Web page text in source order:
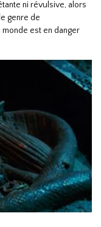
ni révulsive, alors
genre de
monde est en danger